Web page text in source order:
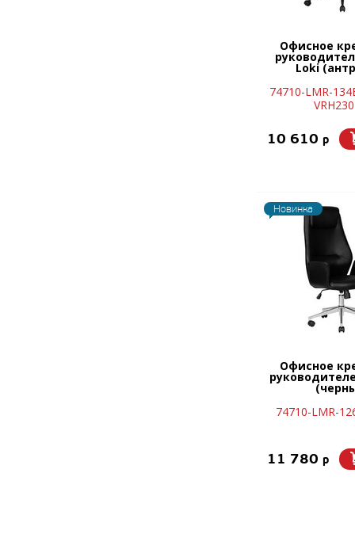
Офисное
Loki
74710-LMR-
10 610 p
Новинка
Офисное
74710-LMR-
11 780 p